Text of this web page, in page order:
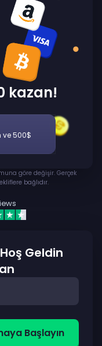
kazan!
ve 500$
göre değişir. Gerçek
bağlıdır.
Geldin
Başlayın